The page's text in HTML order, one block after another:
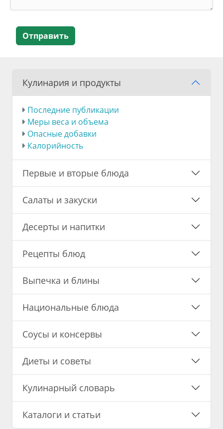
Отправить
Кулинария и продукты
Последние публикации
Меры веса и объема
Опасные добавки
Калорийность
Первые и вторые блюда
Салаты и закуски
Десерты и напитки
Рецепты блюд
Выпечка и блины
Национальные блюда
Соусы и консервы
Диеты и советы
Кулинарный словарь
Каталоги и статьи